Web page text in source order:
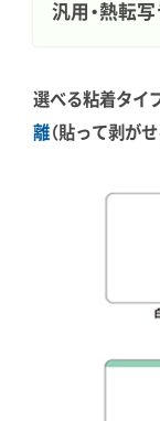
汎用・熱転
選べる粘着タイ
離（貼って剥が